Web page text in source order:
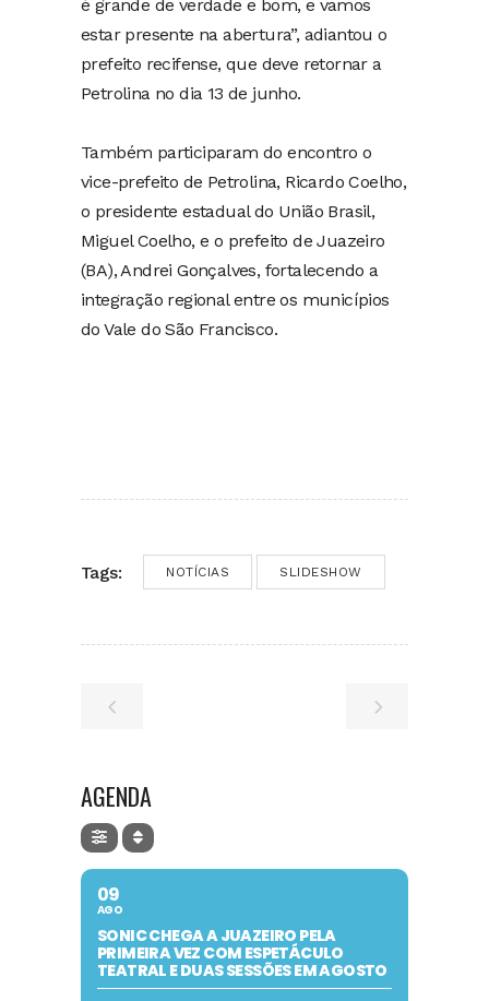
é grande de verdade e bom, e vamos
estar presente na abertura”, adiantou o
prefeito recifense, que deve retornar a
Petrolina no dia 13 de junho.
Também participaram do encontro o
vice-prefeito de Petrolina, Ricardo Coelho,
o presidente estadual do União Brasil,
Miguel Coelho, e o prefeito de Juazeiro
(BA), Andrei Gonçalves, fortalecendo a
integração regional entre os municípios
do Vale do São Francisco.
Tags: NOTÍCIAS SLIDESHOW
AGENDA
09
AGO
SONIC CHEGA A JUAZEIRO PELA
PRIMEIRA VEZ COM ESPETÁCULO
TEATRAL E DUAS SESSÕES EM AGOSTO